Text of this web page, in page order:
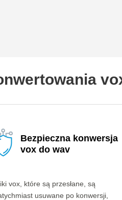
Bezpieczna konwersja
vox do wav
vox, które są przesłane, są
usuwane po konwersji,